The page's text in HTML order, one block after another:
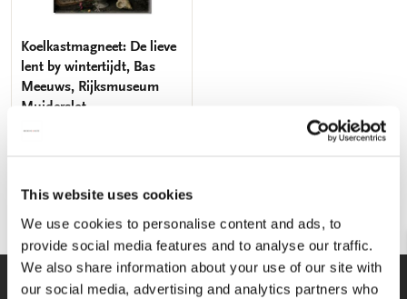
This website uses cookies
We use cookies to personalise content and ads, to
provide social media features and to analyse our traffic.
We also share information about your use of our site with
our social media, advertising and analytics partners who
Koelkastmagneet: De lieve
lent by wintertijdt, Bas
Meeuws, Rijksmuseum
Muiderslot
€ 3,50
VOEG TOE
WE HELPEN U GRAAG!